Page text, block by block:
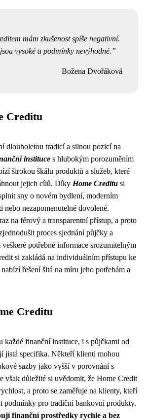
mám zkušenost spíše negativní.
vysoké a podmínky nevýhodné.
Božena Dvořáková
Creditu
dlouholetou tradicí a silnou pozicí na
instituce s hlubokým porozuměním
širokou škálu produktů a služeb, které
jejich cílů. Díky Home Creditu si
sny o novém bydlení, moderním
nebo nezapomenutelné dovolené.
na férový a transparentní přístup, a proto
proces sjednání půjčky a
potřebné informace srozumitelným
si zakládá na individuálním přístupu ke
řešení šitá na míru jeho potřebám a
Creditu
každé finanční instituce, i s půjčkami od
jistá specifika. Někteří klienti mohou
sazby jako vyšší v porovnání s
však důležité si uvědomit, že Home Credit
a proto se zaměřuje na klienty, kteří
podmínky pro tradiční bankovní produkty.
finanční prostředky rychle a bez